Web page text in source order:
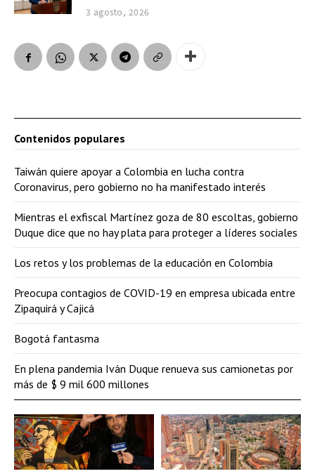
3 agosto, 2026
Contenidos populares
Taiwán quiere apoyar a Colombia en lucha contra
Coronavirus, pero gobierno no ha manifestado interés
Mientras el exfiscal Martínez goza de 80 escoltas, gobierno
Duque dice que no hay plata para proteger a líderes sociales
Los retos y los problemas de la educación en Colombia
Preocupa contagios de COVID-19 en empresa ubicada entre
Zipaquirá y Cajicá
Bogotá fantasma
En plena pandemia Iván Duque renueva sus camionetas por
más de $ 9 mil 600 millones